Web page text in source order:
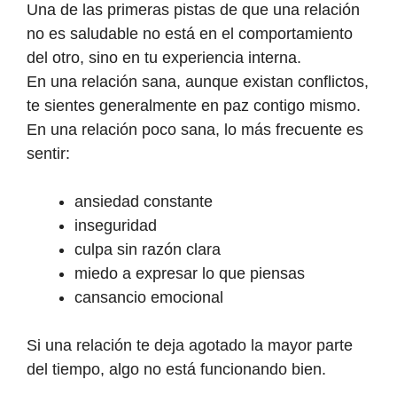
Una de las primeras pistas de que una relación
no es saludable no está en el comportamiento
del otro, sino en tu experiencia interna.
En una relación sana, aunque existan conflictos,
te sientes generalmente en paz contigo mismo.
En una relación poco sana, lo más frecuente es
sentir:
ansiedad constante
inseguridad
culpa sin razón clara
miedo a expresar lo que piensas
cansancio emocional
Si una relación te deja agotado la mayor parte
del tiempo, algo no está funcionando bien.